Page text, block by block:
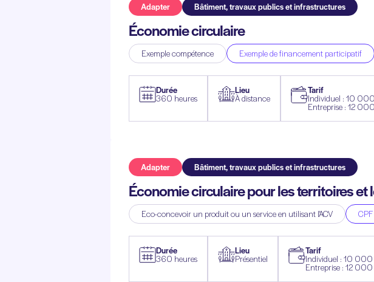
Adapter Bâtiment, travaux publics et infrastructures
Économie circulaire
Exemple compétence Exemple de financement participatif
Durée
360 heures
Lieu
À distance
Tarif
Individuel : 10 000
Entreprise : 12 000
Adapter Bâtiment, travaux publics et infrastructures
Économie circulaire pour les territoires
Eco-concevoir un produit ou un service en utilisant l'ACV CPF
Durée
360 heures
Lieu
Présentiel
Tarif
Individuel : 10 000
Entreprise : 12 000